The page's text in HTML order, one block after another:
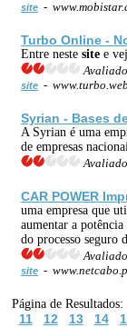
site -
Turbo Online -
Entre neste site e
site -
Syrian - Bases
A Syrian é uma
de empresas
CAR POWER
uma empresa que
aumentar a
do processo seguro
site -
Página de Resultados:
11
12 13 14